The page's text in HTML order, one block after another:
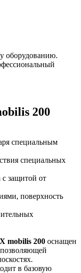
оборудованию.
200
специальным
специальных
защитой от
поверхность
mobilis 200 оснащен
в базовую